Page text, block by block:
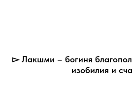
▻ Лакшми – богиня
изобилия и